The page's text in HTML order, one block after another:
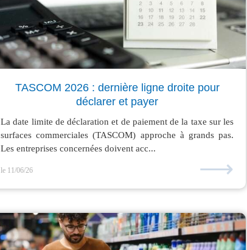
TASCOM 2026 : dernière ligne droite pour
déclarer et payer
La date limite de déclaration et de paiement de la taxe sur les
surfaces commerciales (TASCOM) approche à grands pas.
Les entreprises concernées doivent acc...
le 11/06/26 ⟶